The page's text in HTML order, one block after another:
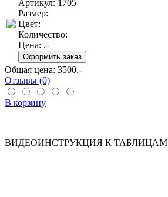
Артикул: 1705
Размер:
Цвет:
Количество:
Цена: .-
Общая цена: 3500.-
Отзывы (0)
В корзину
ВИДЕОИНСТРУКЦИЯ К ТАБЛИЦАМ